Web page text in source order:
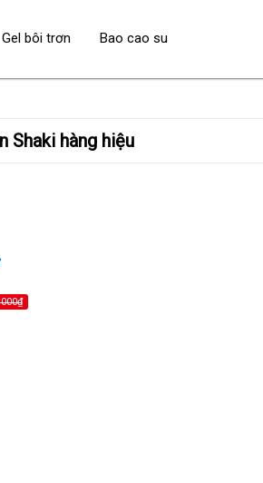
Shaki hàng hiệu
Gel bôi trơn Bao cao su